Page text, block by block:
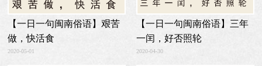
【一日一句闽南俗语】艰苦
做，快活食
2020-05-01
【一日一句闽南俗语】三年
一闰，好否照轮
2020-04-30